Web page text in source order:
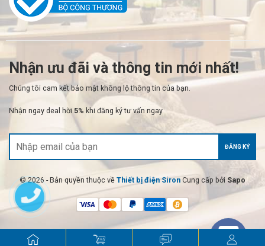
Nhận ưu đãi và thông tin mới nhất!
Chúng tôi cam kết bảo mật không lộ thông tin của bạn.
Nhận ngay deal hời 5% khi đăng ký tư vấn ngay
ĐĂNG KÝ
© 2026 - Bản quyền thuộc về Thiết bị điện Siron Cung cấp bởi Sapo